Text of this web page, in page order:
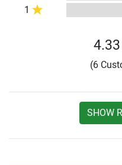
1
4.33
(6
SHOW